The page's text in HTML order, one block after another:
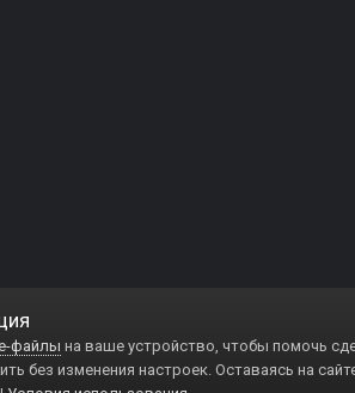
файлы на ваше устройство, чтобы помочь
без изменения настроек. Оставаясь на